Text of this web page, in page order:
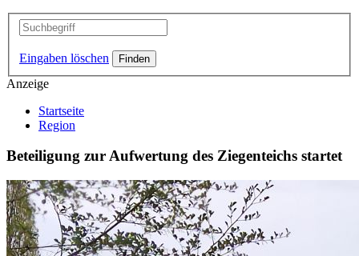
Eingaben löschen
Anzeige
Startseite
Region
Beteiligung zur Aufwertung des Ziegenteichs startet